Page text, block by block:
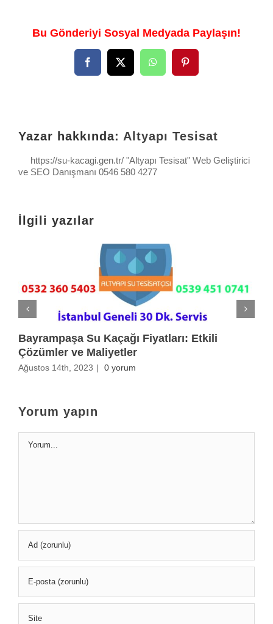
Bu Gönderiyi Sosyal Medyada Paylaşın!
Facebook
X WhatsAppPinterest
Yazar hakkında: Altyapı Tesisat
https://su-kacagi.gen.tr/ "Altyapı Tesisat" Web Geliştirici
ve SEO Danışmanı 0546 580 4277
İlgili yazılar
Bayrampaşa Su Kaçağı Fiyatları: Etkili
Çözümler ve Maliyetler
Ağustos 14th, 2023 | 0 yorum
Yorum yapın